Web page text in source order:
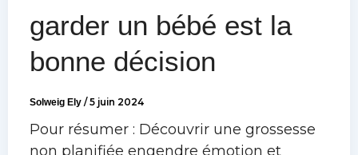
garder un bébé est la
bonne décision
Solweig Ely /5 juin 2024
Pour résumer : Découvrir une grossesse
non planifiée engendre émotion et